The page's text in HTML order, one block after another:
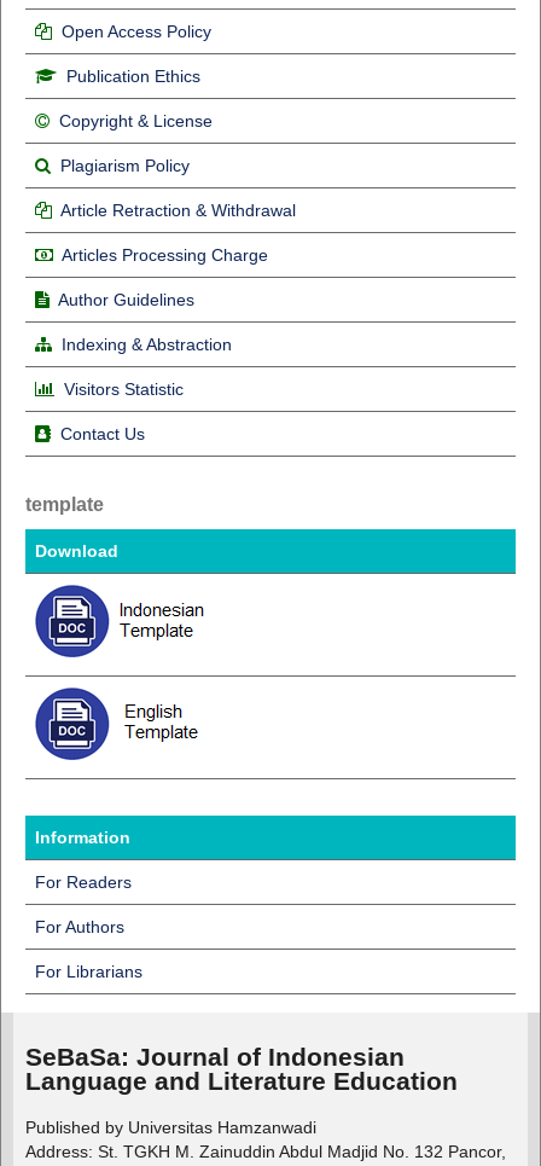
Open Access Policy
Publication Ethics
Copyright & License
Plagiarism Policy
Article Retraction & Withdrawal
Articles Processing Charge
Author Guidelines
Indexing & Abstraction
Visitors Statistic
Contact Us
template
Download
Information
For Readers
For Authors
For Librarians
SeBaSa: Journal of Indonesian
Language and Literature Education
Published by Universitas Hamzanwadi
Address: St. TGKH M. Zainuddin Abdul Madjid No. 132 Pancor,